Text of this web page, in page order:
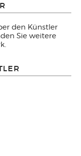
den Künstler
Sie weitere